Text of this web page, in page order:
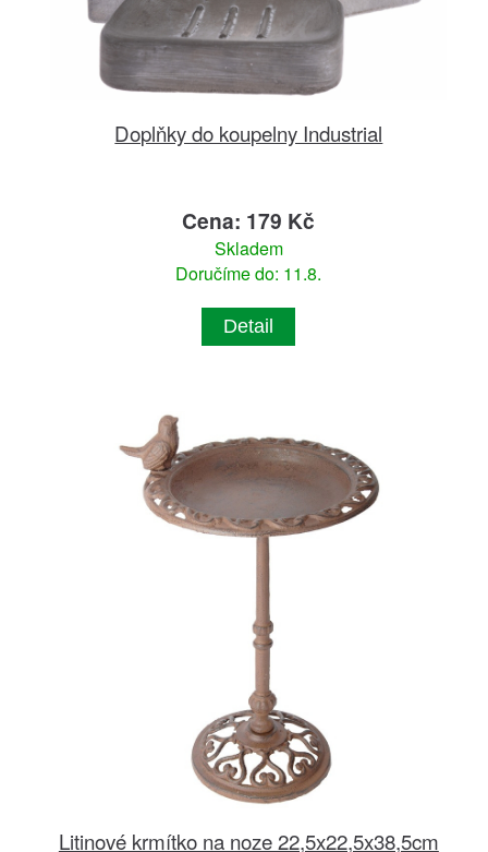
Doplňky do koupelny Industrial
Cena: 179 Kč
Skladem
Doručíme do: 11.8.
Detail
Litinové krmítko na noze 22,5x22,5x38,5cm